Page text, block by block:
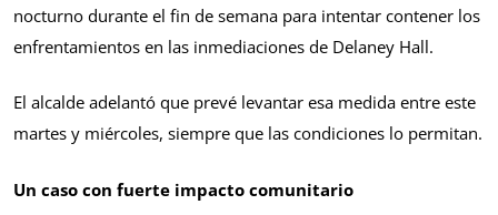
nocturno durante el fin de semana para intentar contener los
enfrentamientos en las inmediaciones de Delaney Hall.
El alcalde adelantó que prevé levantar esa medida entre este
martes y miércoles, siempre que las condiciones lo permitan.
Un caso con fuerte impacto comunitario